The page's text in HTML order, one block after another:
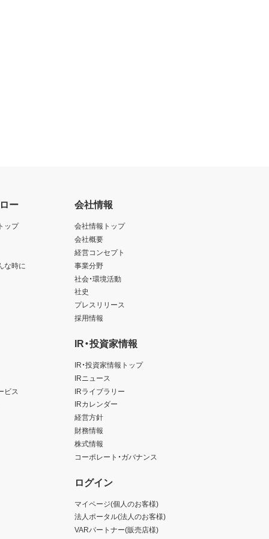
ー
ップ
な時に
ビス
会社情報
会社情報トップ
会社概要
経営コンセプト
事業分野
社会・環境活動
社史
プレスリリース
採用情報
IR・投資家情報
IR・投資家情報トップ
IRニュース
IRライブラリー
IRカレンダー
経営方針
財務情報
株式情報
コーポレート・ガバナンス
ログイン
マイページ(個人のお客様)
法人ポータル(法人のお客様)
VARパートナー(販売店様)